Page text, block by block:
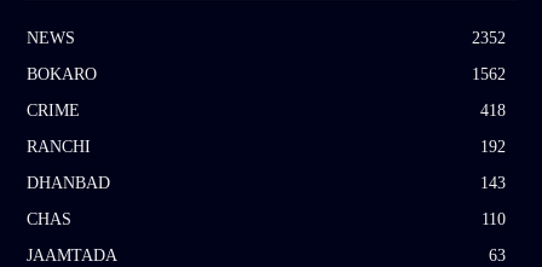
NEWS
2352
BOKARO
1562
CRIME
418
RANCHI
192
DHANBAD
143
CHAS
110
JAAMTADA
63